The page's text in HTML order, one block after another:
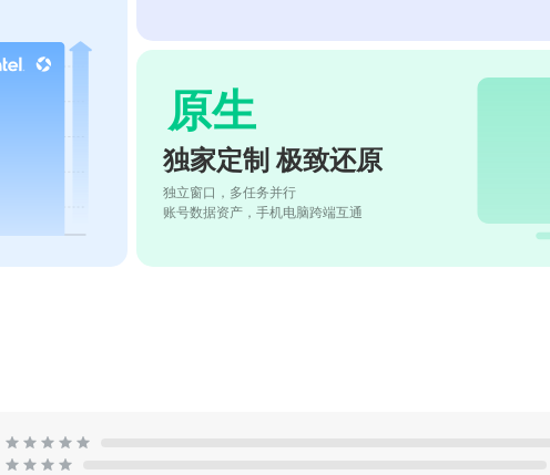
原生
独家定制 极致还原
独立窗口，多任务并行
账号数据资产，手机电脑跨端互通